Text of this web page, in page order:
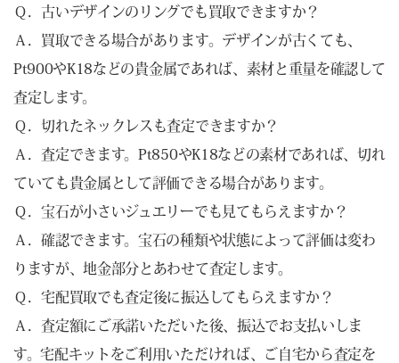
Ｑ．古いデザインのリングでも買取できますか？
Ａ．買取できる場合があります。デザインが古くても、
Pt900やK18などの貴金属であれば、素材と重量を確認して
査定します。
Ｑ．切れたネックレスも査定できますか？
Ａ．査定できます。Pt850やK18などの素材であれば、切れ
ていても貴金属として評価できる場合があります。
Ｑ．宝石が小さいジュエリーでも見てもらえますか？
Ａ．確認できます。宝石の種類や状態によって評価は変わ
りますが、地金部分とあわせて査定します。
Ｑ．宅配買取でも査定後に振込してもらえますか？
Ａ．査定額にご承諾いただいた後、振込でお支払いしま
す。宅配キットをご利用いただければ、ご自宅から査定を